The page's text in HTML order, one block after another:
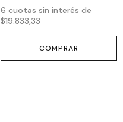
6 cuotas sin interés de
$19.833,33
COMPRAR